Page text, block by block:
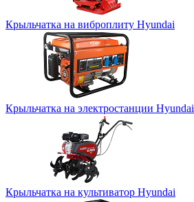
Крыльчатка на виброплиту Hyundai
Крыльчатка на электростанции Hyundai
Крыльчатка на культиватор Hyundai